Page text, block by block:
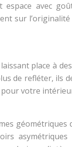
avec
sur
place à
de refléter, ils
votre